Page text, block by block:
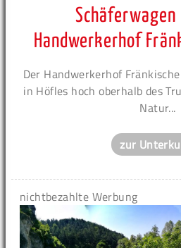
Schäferwagen
Handwerkerhof
Der Handwerkerhof
in Höfles hoch oberhalb des
Natur...
zur
nichtbezahlte Werbung